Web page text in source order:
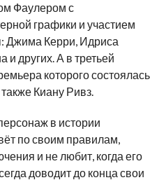
Фаулером с
графики и участием
Джима Керри, Идриса
других. А в третьей
которого состоялась
Киану Ривз.
в истории
по своим правилам,
и не любит, когда его
доводит до конца свои